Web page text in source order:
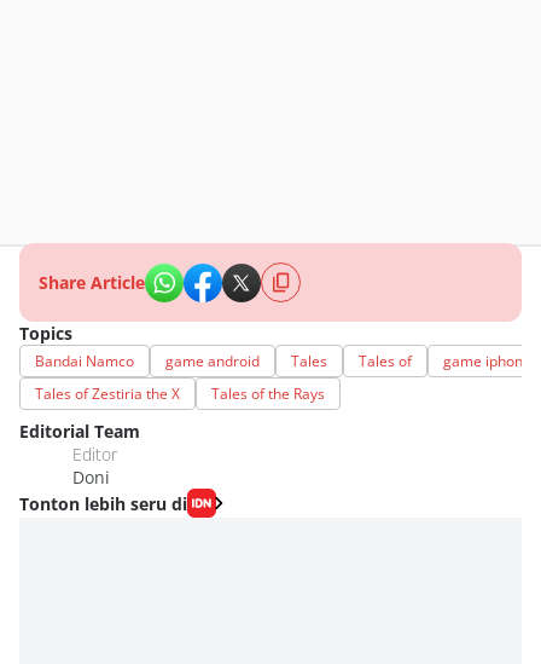
Share Article
Topics
Bandai Namco game android Tales Tales of
game iphone
Tales of Zestiria the X
Tales of the Rays
Editorial Team
Editor
Doni
Tonton lebih seru di